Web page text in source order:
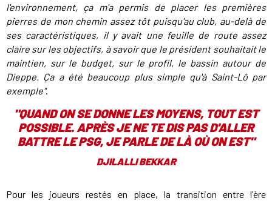
l'environnement, ça m'a permis de placer les premières
pierres de mon chemin assez tôt puisqu'au club, au-delà de
ses caractéristiques, il y avait une feuille de route assez
claire sur les objectifs, à savoir que le président souhaitait le
maintien, sur le budget, sur le profil, le bassin autour de
Dieppe. Ça a été beaucoup plus simple qu'à Saint-Lô par
exemple".
"QUAND ON SE DONNE LES MOYENS, TOUT EST
POSSIBLE. APRÈS JE NE TE DIS PAS D'ALLER
BATTRE LE PSG, JE PARLE DE LÀ OÙ ON EST"
DJILALLI BEKKAR
Pour les joueurs restés en place, la transition entre l'ère